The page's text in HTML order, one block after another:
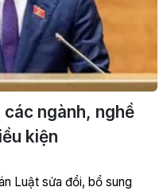
ngành, nghề
kiện
Luật sửa đổi, bổ sung